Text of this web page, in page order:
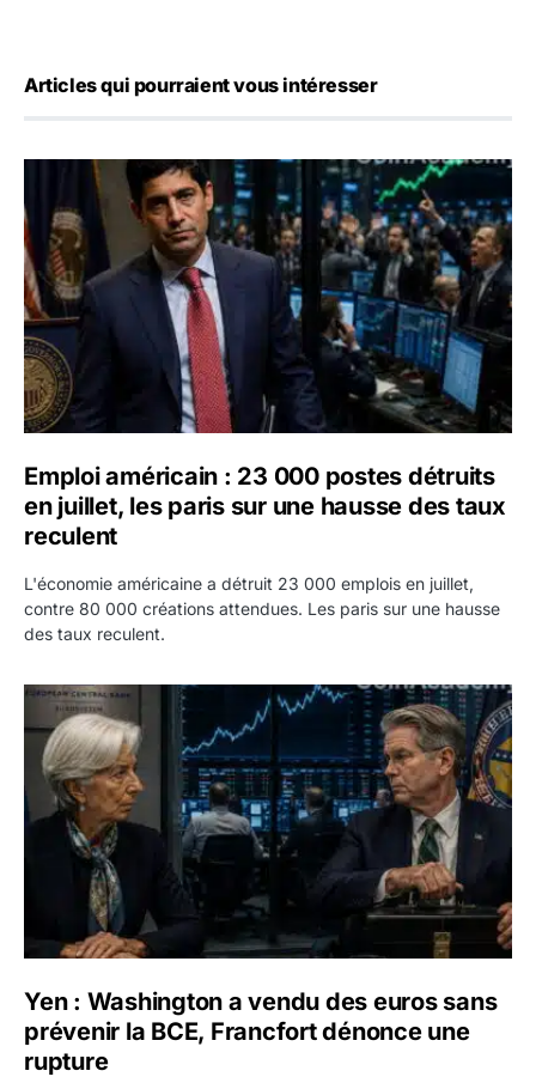
Articles qui pourraient vous intéresser
Emploi américain : 23 000 postes détruits en juillet, les
Emploi américain : 23 000 postes détruits
en juillet, les paris sur une hausse des taux
reculent
L'économie américaine a détruit 23 000 emplois en juillet,
contre 80 000 créations attendues. Les paris sur une hausse
des taux reculent.
Yen : Washington a vendu des euros sans prévenir la
Yen : Washington a vendu des euros sans
prévenir la BCE, Francfort dénonce une
rupture